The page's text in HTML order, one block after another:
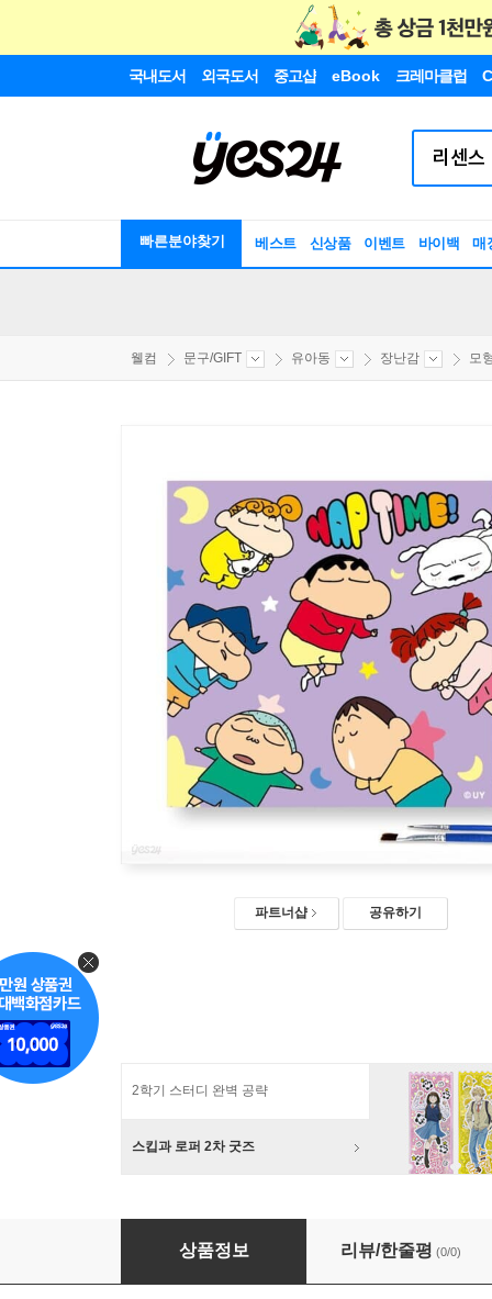
국내도서 외국도서 중고샵 eBook 크레마클럽
빠른분야찾기 베스트 신상품 이벤트 바이백 매
웰컴 문구/GIFT 유아동 장난감 모
파트너샵 공유하기
2학기 스터디 완벽 공략
스킵과 로퍼 2차 굿즈
짱구는못말려 그림그리기 DIY 짱구의 낮잠시간
상품정보 리뷰/한줄평 (0/0)